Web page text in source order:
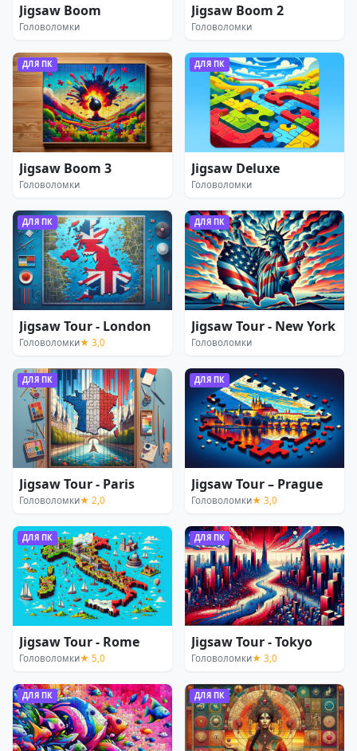
Jigsaw Boom
Головоломки
Jigsaw Boom 2
Головоломки
ДЛЯ ПК
Jigsaw Boom 3
Головоломки
ДЛЯ ПК
Jigsaw Deluxe
Головоломки
ДЛЯ ПК
Jigsaw Tour - London
Головоломки★ 3,0
ДЛЯ ПК
Jigsaw Tour - New York
Головоломки
ДЛЯ ПК
Jigsaw Tour - Paris
Головоломки★ 2,0
ДЛЯ ПК
Jigsaw Tour – Prague
Головоломки★ 3,0
ДЛЯ ПК
Jigsaw Tour - Rome
Головоломки★ 5,0
ДЛЯ ПК
Jigsaw Tour - Tokyo
Головоломки★ 3,0
ДЛЯ ПК ДЛЯ ПК